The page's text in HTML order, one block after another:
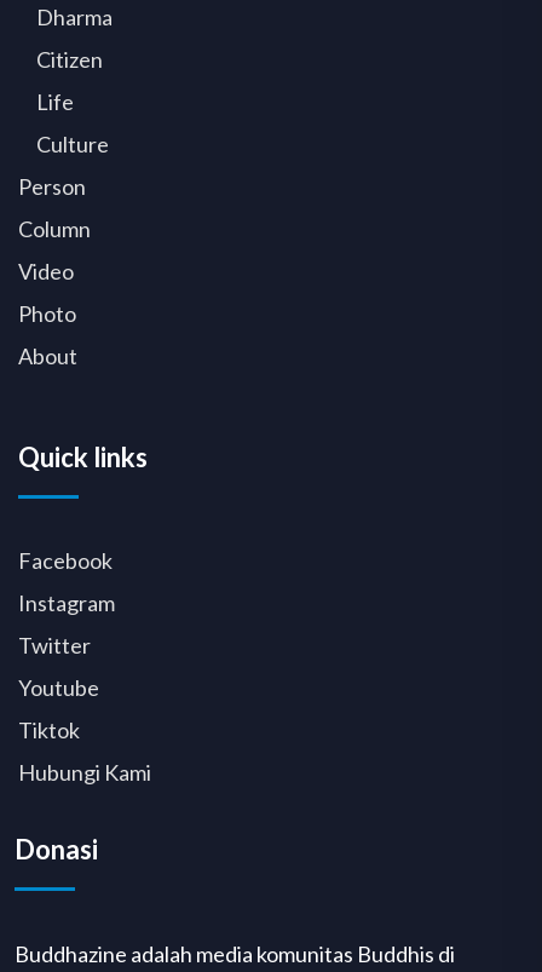
Dharma
Citizen
Life
Culture
Person
Column
Video
Photo
About
Quick links
Facebook
Instagram
Twitter
Youtube
Tiktok
Hubungi Kami
Donasi
Buddhazine adalah media komunitas Buddhis di